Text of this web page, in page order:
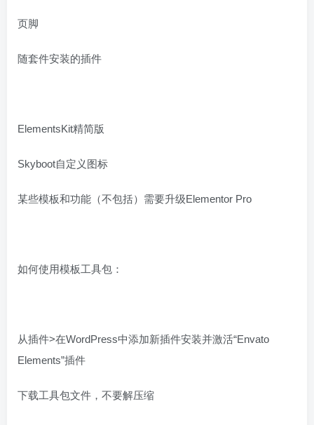
页脚
随套件安装的插件
ElementsKit精简版
Skyboot自定义图标
某些模板和功能（不包括）需要升级Elementor Pro
如何使用模板工具包：
从插件>在WordPress中添加新插件安装并激活“Envato
Elements”插件
下载工具包文件，不要解压缩